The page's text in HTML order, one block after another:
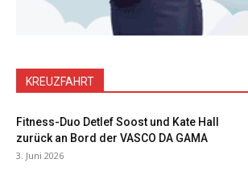
KREUZFAHRT
Fitness-Duo Detlef Soost und Kate Hall
zurück an Bord der VASCO DA GAMA
3. Juni 2026